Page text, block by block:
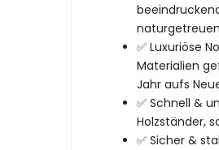
✅ Luxuriöse
Materialien
Jahr aufs
✅ Schnell &
Holzständer,
✅ Sicher &